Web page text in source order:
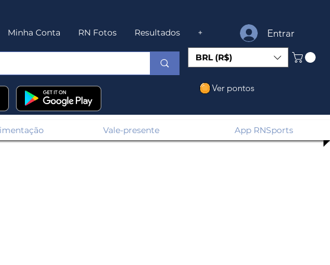
Minha Conta RN Fotos Resultados + Entrar
BRL (R$)
Ver pontos
Vale-presente App RNSports